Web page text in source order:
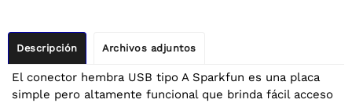
Descripción Archivos adjuntos
El conector hembra USB tipo A Sparkfun es una placa
simple pero altamente funcional que brinda fácil acceso